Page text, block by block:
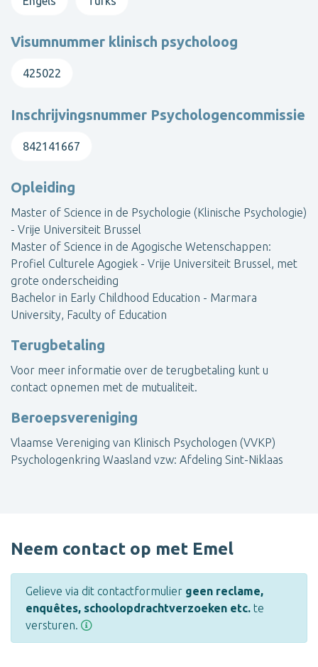
Visumnummer klinisch psycholoog
425022
Inschrijvingsnummer Psychologencommissie
842141667
Opleiding
Master of Science in de Psychologie (Klinische Psychologie)
- Vrije Universiteit Brussel
Master of Science in de Agogische Wetenschappen:
Profiel Culturele Agogiek - Vrije Universiteit Brussel, met
grote onderscheiding
Bachelor in Early Childhood Education - Marmara
University, Faculty of Education
Terugbetaling
Voor meer informatie over de terugbetaling kunt u
contact opnemen met de mutualiteit.
Beroepsvereniging
Vlaamse Vereniging van Klinisch Psychologen (VVKP)
Psychologenkring Waasland vzw: Afdeling Sint-Niklaas
Neem contact op met Emel
Gelieve via dit contactformulier geen reclame,
enquêtes, schoolopdrachtverzoeken etc. te
versturen.